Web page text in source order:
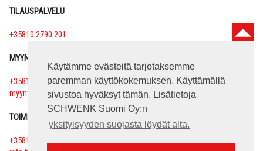
Käytämme evästeitä tarjotaksemme
paremman käyttökokemuksen. Käyttämällä
sivustoa hyväksyt tämän. Lisätietoja
SCHWENK Suomi Oy:n
yksityisyyden suojasta löydät alta.
TILAUSPALVELU
+35810 2790 201
MYYNTIPALVELU
+35810 2790 200
myynti.betoni(at)schwenk.com
TOIMISTO
+35810 2790 209